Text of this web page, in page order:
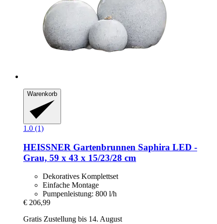
Warenkorb
1.0 (1)
HEISSNER Gartenbrunnen Saphira LED -​
Grau, 59 x 43 x 15/23/28 cm
Dekoratives Komplettset
Einfache Montage
Pumpenleistung: 800 l/h
€ 206,99
Gratis Zustellung bis 14. August